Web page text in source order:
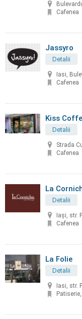
Cafenea
Jassyro
Detalii
Iasi,
Cafenea
Kiss
Detalii
Strada
Cafenea
La
Detalii
Iași, str.
Cafenea
La Folie
Detalii
Iasi, str.